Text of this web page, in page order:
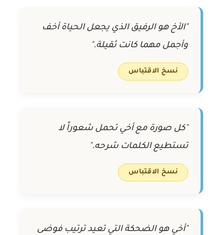
"الأخ هو الرفيق الذي يجعل الحياة أخف
وأجمل مهما كانت ثقيلة."
نسخ الاقتباس
"كل صورة مع أخي تحمل شعوراً لا
تستطيع الكلمات شرحه."
نسخ الاقتباس
"أخي هو الضحكة التي تعيد ترتيب فوضى